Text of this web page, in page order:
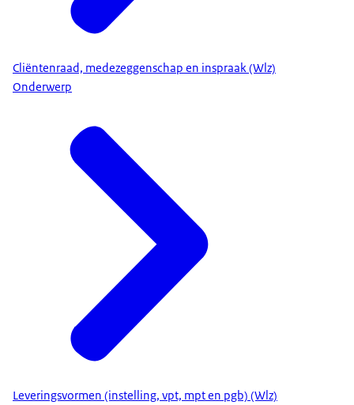
Cliëntenraad, medezeggenschap en inspraak (Wlz)
Onderwerp
Leveringsvormen (instelling, vpt, mpt en pgb) (Wlz)